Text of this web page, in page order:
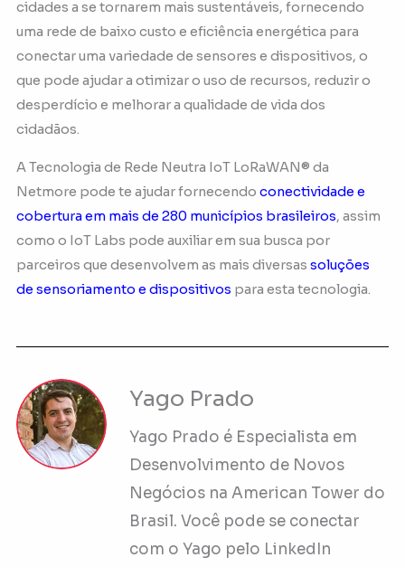
cidades a se tornarem mais sustentáveis, fornecendo
uma rede de baixo custo e eficiência energética para
conectar uma variedade de sensores e dispositivos, o
que pode ajudar a otimizar o uso de recursos, reduzir o
desperdício e melhorar a qualidade de vida dos
cidadãos.
A Tecnologia de Rede Neutra IoT LoRaWAN® da
Netmore pode te ajudar fornecendo conectividade e
cobertura em mais de 280 municípios brasileiros, assim
como o IoT Labs pode auxiliar em sua busca por
parceiros que desenvolvem as mais diversas soluções
de sensoriamento e dispositivos para esta tecnologia.
Yago Prado
Yago Prado é Especialista em
Desenvolvimento de Novos
Negócios na American Tower do
Brasil. Você pode se conectar
com o Yago pelo LinkedIn